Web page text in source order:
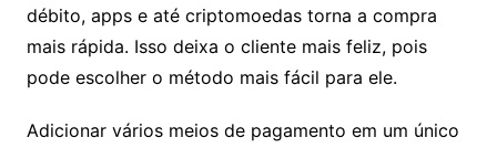
débito, apps e até criptomoedas torna a compra
mais rápida. Isso deixa o cliente mais feliz, pois
pode escolher o método mais fácil para ele.
Adicionar vários meios de pagamento em um único